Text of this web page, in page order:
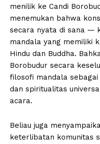
menilik ke Candi
menemukan bahwa
secara nyata di sana —
mandala yang memiliki
Hindu dan Buddha.
Borobudur secara
filosofi mandala
dan spiritualitas
acara.
Beliau juga
keterlibatan komunitas